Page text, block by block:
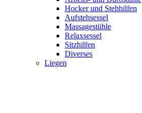
Hocker und Stehhilfen
Aufstehsessel
Massagestühle
Relaxsessel
Sitzhilfen
Diverses
Liegen